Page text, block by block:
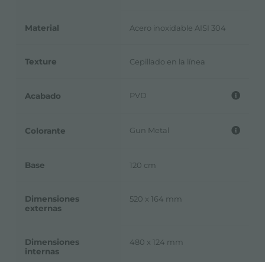
Material Acero inoxidable AISI 304
Texture Cepillado en la línea
Acabado PVD
Colorante Gun Metal
Base 120 cm
Dimensiones
externas
520 x 164 mm
Dimensiones
internas
480 x 124 mm